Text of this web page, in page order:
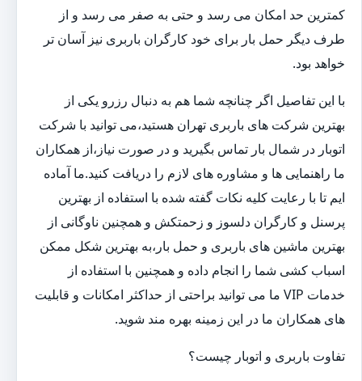
کمترین حد امکان می رسد و حتی به صفر می رسد و از
طرف دیگر حمل بار برای خود کارگران باربری نیز آسان تر
خواهد بود.
با این تفاصیل اگر چنانچه شما هم به دنبال رزرو یکی از
بهترین شرکت های باربری تهران هستید،می توانید با شرکت
اتوبار در شمال بار تماس بگیرید و در صورت نیاز،از همکاران
ما راهنمایی ها و مشاوره های لازم را دریافت کنید.ما آماده
ایم تا با رعایت کلیه نکات گفته شده با استفاده از بهترین
پرسنل و کارگران دلسوز و زحمتکش و همچنین ناوگانی از
بهترین ماشین های باربری و حمل بار،به بهترین شکل ممکن
اسباب کشی شما را انجام داده و همچنین با استفاده از
خدمات VIP ما می توانید براحتی از حداکثر امکانات و قابلیت
های همکاران ما در این زمینه بهره مند شوید.
تفاوت باربری و اتوبار چیست؟